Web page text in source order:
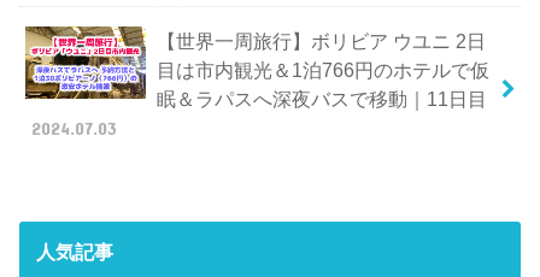
【世界一周旅行】ボリビア ウユニ 2日
目は市内観光＆1泊766円のホテルで仮
眠＆ラパスへ深夜バスで移動｜11日目
2024.07.03
人気記事